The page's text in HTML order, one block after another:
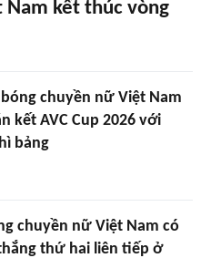
Nam kết thúc vòng
chuyền nữ Việt Nam
kết AVC Cup 2026 với
bảng
chuyền nữ Việt Nam có
thứ hai liên tiếp ở